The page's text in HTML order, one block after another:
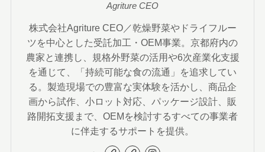
Agriture CEO
株式会社Agriture CEO／乾燥野菜やドライフルー
ツを中心とした受託加工・OEM事業。京都府内の
農家と連携し、規格外野菜の活用や6次産業化支援
を通じて、「持続可能な食の流通」を追求してい
る。製造現場での豊富な実体験を活かし、商品企
画から試作、小ロット対応、パッケージ設計、販
路開拓支援まで、OEMを検討するすべての事業者
に伴走するサポートを提供。